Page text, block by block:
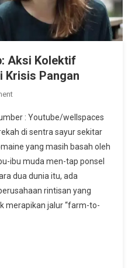
Aksi Kolektif
Krisis Pangan
On
Sawah
Ke
Startup:
Aksi
Kolektif
Perempuan
Mengatasi
: Youtube/wellspaces
di sentra sayur sekitar
yang masih basah oleh
ibu muda men-tap ponsel
dua dunia itu, ada
rintisan yang
merapikan jalur “farm-to-